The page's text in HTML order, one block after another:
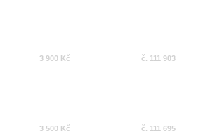
3 900 Kč č. 111 903
3 500 Kč č. 111 695